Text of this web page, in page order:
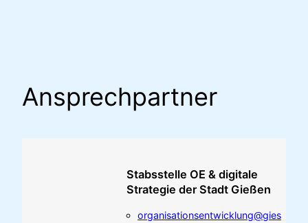
Ansprechpartner
Stabsstelle OE & digitale
Strategie der Stadt Gießen
organisationsentwicklung@gies